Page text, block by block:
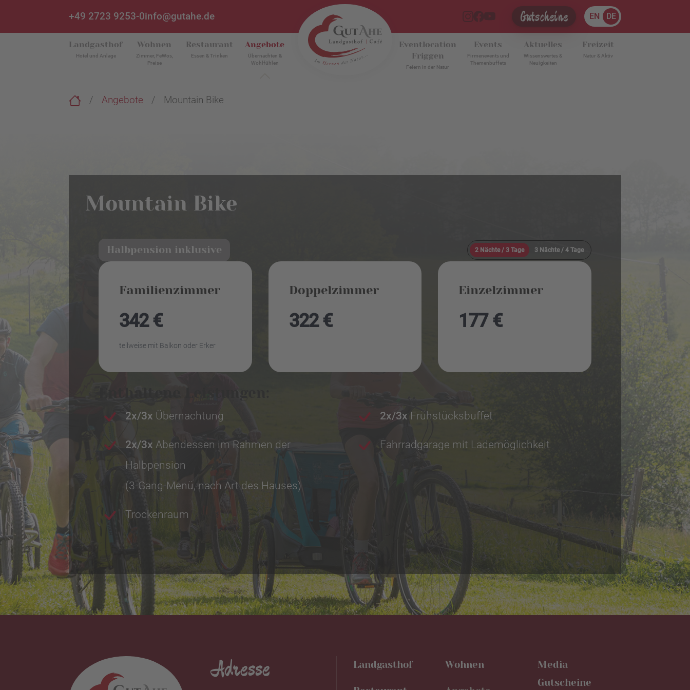
+49 2723 9253-0info@gutahe.de Gutscheine EN DE
Landgasthof
Hotel und Anlage
Wohnen
Zimmer, FeWos,
Preise
Restaurant
Essen & Trinken
Angebote
Übernachten &
Wohlfühlen
Eventlocation
Friggen
Feiern in der Natur
Events
Firmenevents und
Themenbuffets
Aktuelles
Wissenswertes &
Neuigkeiten
Freizeit
Natur & Aktiv
Angebote Mountain Bike
Mountain Bike
Halbpension inklusive 2 Nächte / 3 Tage 3 Nächte / 4 Tage
Familienzimmer
342 €
teilweise mit Balkon oder Erker
Doppelzimmer
322 €
Einzelzimmer
177 €
2x/3x Übernachtung 2x/3x Frühstücksbuffet
2x/3x Abendessen im Rahmen der
Halbpension
(3-Gang-Menü, nach Art des Hauses)
Fahrradgarage mit Lademöglichkeit
Trockenraum
Adresse Landgasthof Wohnen
Media
Gutscheine